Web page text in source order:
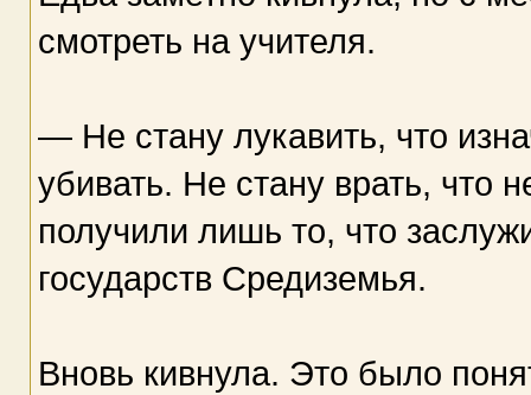
смотреть на учителя.
— Не стану лукавить, что
убивать. Не стану врать, что
получили лишь то, что
государств Средиземья.
Вновь кивнула. Это было